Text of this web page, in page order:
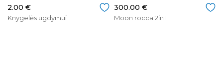
2.00 €
Knygelės ugdymui
300.00 €
Moon rocca 2in1